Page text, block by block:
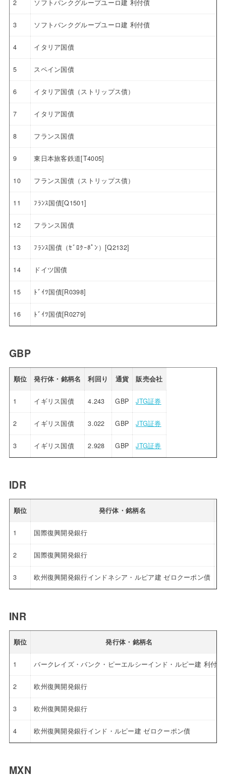
2 ソフトバンクグループユーロ建 利付債
3 ソフトバンクグループユーロ建 利付債
4 イタリア国債
5 スペイン国債
6 イタリア国債（ストリップス債）
7 イタリア国債
8 フランス国債
9 東日本旅客鉄道[T4005]
10 フランス国債（ストリップス債）
11 ﾌﾗﾝｽ国債[Q1501]
12 フランス国債
13 ﾌﾗﾝｽ国債（ｾﾞﾛｸｰﾎﾟﾝ）[Q2132]
14 ドイツ国債
15 ﾄﾞｲﾂ国債[R0398]
16 ﾄﾞｲﾂ国債[R0279]
GBP
順位 発行体・銘柄名 利回り 通貨 販売会社
1 イギリス国債 4.243 GBP JTG証券
2 イギリス国債 3.022 GBP JTG証券
3 イギリス国債 2.928 GBP JTG証券
IDR
順位 発行体・銘柄名
1 国際復興開発銀行
2 国際復興開発銀行
3 欧州復興開発銀行インドネシア・ルピア建 ゼロクーポン債
INR
順位 発行体・銘柄名
1 バークレイズ・バンク・ピーエルシーインド・ルピー建 利付債
2 欧州復興開発銀行
3 欧州復興開発銀行
4 欧州復興開発銀行インド・ルピー建 ゼロクーポン債
MXN